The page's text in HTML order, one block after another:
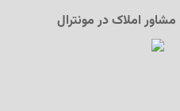
املاک در مونترال